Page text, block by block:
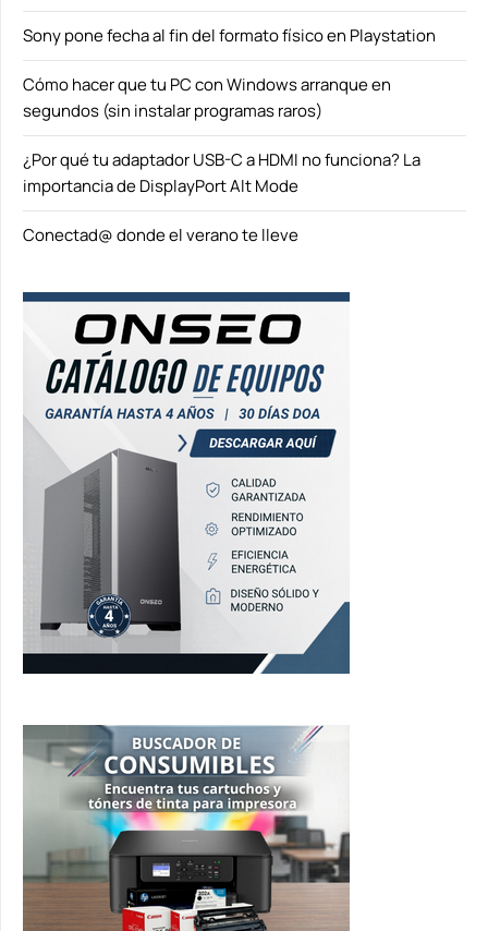
Sony pone fecha al fin del formato físico en Playstation
Cómo hacer que tu PC con Windows arranque en
segundos (sin instalar programas raros)
¿Por qué tu adaptador USB-C a HDMI no funciona? La
importancia de DisplayPort Alt Mode
Conectad@ donde el verano te lleve